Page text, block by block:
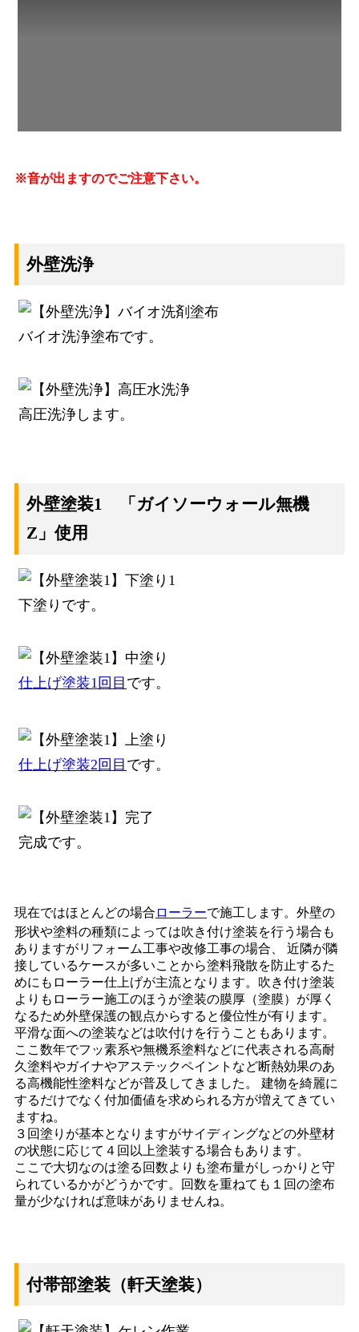
※音が出ますのでご注意下さい。
外壁洗浄
バイオ洗浄塗布です。
高圧洗浄します。
外壁塗装1 「ガイソーウォール無機
Z」使用
下塗りです。
仕上げ塗装1回目 です。
仕上げ塗装2回目 です。
完成です。
現在ではほとんどの場合 ローラーで施工します。外壁の
形状や塗料の種類によっては吹き付け塗装を行う場合も
ありますがリフォーム工事や改修工事の場合、 近隣が隣
接しているケースが多いことから塗料飛散を防止するた
めにもローラー仕上げが主流となります。吹き付け塗装
よりもローラー施工のほうが塗装の膜厚（塗膜）が厚く
なるため外壁保護の観点からすると優位性が有ります。
平滑な面への塗装などは吹付けを行うこともあります。
ここ数年でフッ素系や無機系塗料などに代表される高耐
久塗料やガイナやアステックペイントなど断熱効果のあ
る高機能性塗料などが普及してきました。 建物を綺麗に
するだけでなく付加価値を求められる方が増えてきてい
ますね。
３回塗りが基本となりますがサイディングなどの外壁材
の状態に応じて４回以上塗装する場合もあります。
ここで大切なのは塗る回数よりも塗布量がしっかりと守
られているかがどうかです。回数を重ねても１回の塗布
量が少なければ意味がありませんね。
付帯部塗装（軒天塗装）